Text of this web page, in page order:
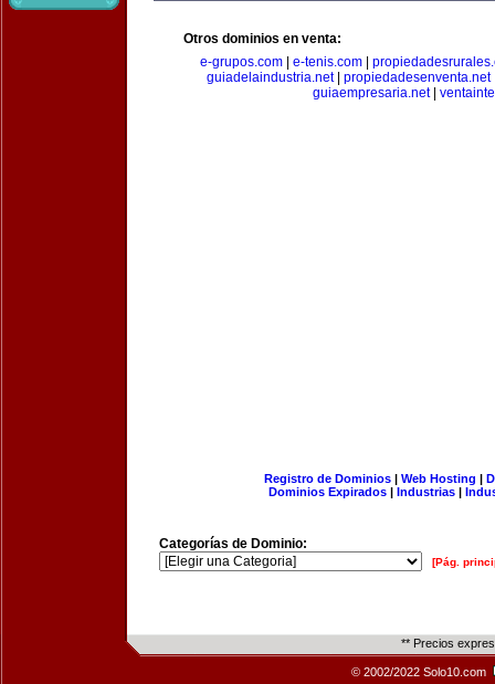
Otros dominios en venta:
e-grupos.com
e-tenis.com
guiadelaindustria.net propiedadesenventa.net
guiaempresaria.net|
Registro de Dominios| Web Hosting |
Dominios Expirados | Industrias |
Categorías de Dominio:
[Pág.
** Precios
© 2002/2022 Solo10.com